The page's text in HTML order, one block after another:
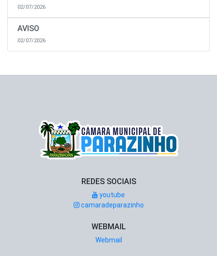
02/07/2026
AVISO
02/07/2026
REDES SOCIAIS
youtube
camaradeparazinho
WEBMAIL
Webmail